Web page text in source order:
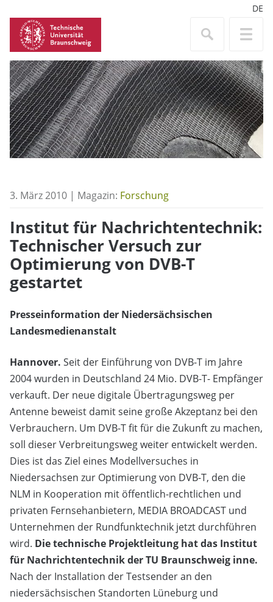
DE
3. März 2010 | Magazin: Forschung
Institut für Nachrichtentechnik:
Technischer Versuch zur
Optimierung von DVB-T
gestartet
Presseinformation der Niedersächsischen
Landesmedienanstalt
Hannover. Seit der Einführung von DVB-T im Jahre
2004 wurden in Deutschland 24 Mio. DVB-T- Empfänger
verkauft. Der neue digitale Übertragungsweg per
Antenne beweist damit seine große Akzeptanz bei den
Verbrauchern. Um DVB-T fit für die Zukunft zu machen,
soll dieser Verbreitungsweg weiter entwickelt werden.
Dies ist das Ziel eines Modellversuches in
Niedersachsen zur Optimierung von DVB-T, den die
NLM in Kooperation mit öffentlich-rechtlichen und
privaten Fernsehanbietern, MEDIA BROADCAST und
Unternehmen der Rundfunktechnik jetzt durchführen
wird. Die technische Projektleitung hat das Institut
für Nachrichtentechnik der TU Braunschweig inne.
Nach der Installation der Testsender an den
niedersächsischen Standorten Lüneburg und